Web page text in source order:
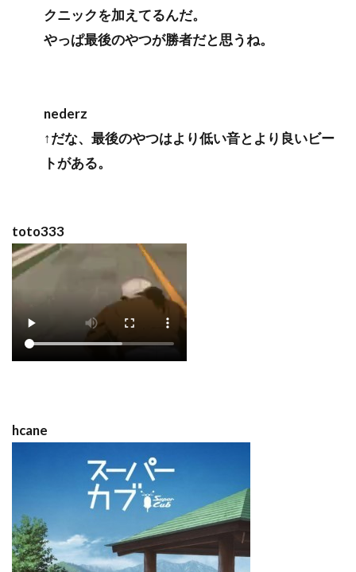
クニックを加えてるんだ。
やっぱ最後のやつが勝者だと思うね。
nederz
↑だな、最後のやつはより低い音とより良いビー
トがある。
toto333
hcane